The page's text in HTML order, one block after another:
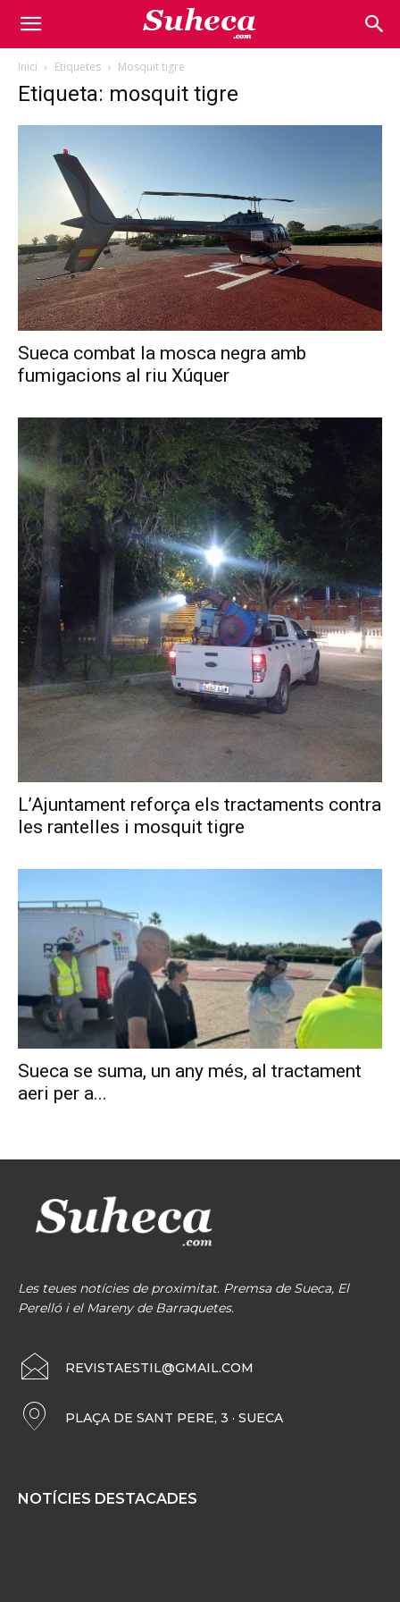
Inici Etiquetes Mosquit tigre
Etiqueta: mosquit tigre
Sueca combat la mosca negra amb
fumigacions al riu Xúquer
L’Ajuntament reforça els tractaments contra
les rantelles i mosquit tigre
Sueca se suma, un any més, al tractament
aeri per a...
Les teues notícies de proximitat. Premsa de Sueca, El
Perelló i el Mareny de Barraquetes.
REVISTAESTIL@GMAIL.COM
PLAÇA DE SANT PERE, 3 · SUECA
NOTÍCIES DESTACADES